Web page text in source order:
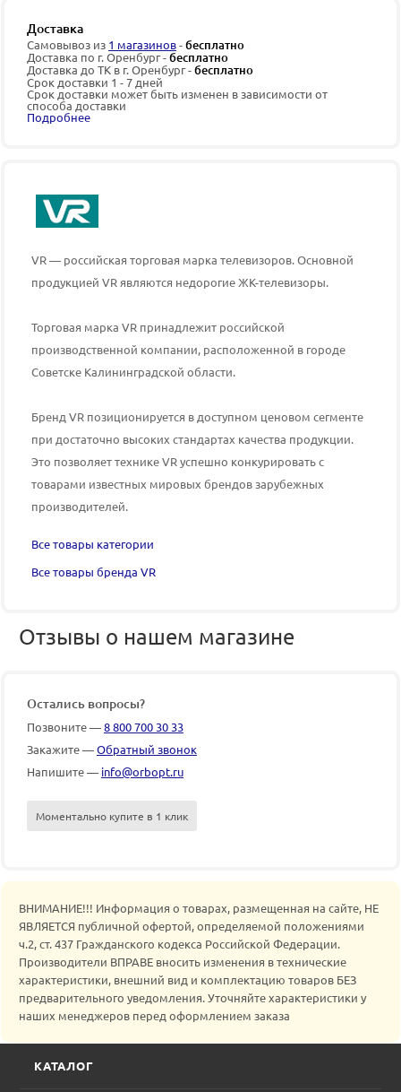
Доставка
Самовывоз из 1 магазинов-бесплатно
Доставка по г. Оренбург -бесплатно
Доставка до ТК в г. Оренбург -бесплатно
Срок доставки 1 - 7 дней
Срок доставки может быть изменен в зависимости от
способа доставки
Подробнее
VR — российская торговая марка телевизоров. Основной
продукцией VR являются недорогие ЖК-телевизоры.
Торговая марка VR принадлежит российской
производственной компании, расположенной в городе
Советске Калининградской области.
Бренд VR позиционируется в доступном ценовом сегменте
при достаточно высоких стандартах качества продукции.
Это позволяет технике VR успешно конкурировать с
товарами известных мировых брендов зарубежных
производителей.
Все товары категории
Все товары бренда VR
Отзывы о нашем магазине
Остались вопросы?
Позвоните —8 800 700 30 33
Закажите —Обратный звонок
Напишите — info@orbopt.ru
Моментально купите в 1 клик
ВНИМАНИЕ!!! Информация о товарах, размещенная на сайте, НЕ
ЯВЛЯЕТСЯ публичной офертой, определяемой положениями
ч.2, ст. 437 Гражданского кодекса Российской Федерации.
Производители ВПРАВЕ вносить изменения в технические
характеристики, внешний вид и комплектацию товаров БЕЗ
предварительного уведомления. Уточняйте характеристики у
наших менеджеров перед оформлением заказа
КАТАЛОГ